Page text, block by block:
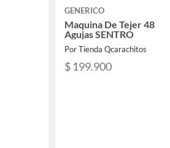
GENERICO
Maquina De Tejer 48
Agujas SENTRO
Por Tienda Qcarachitos
$ 199.900